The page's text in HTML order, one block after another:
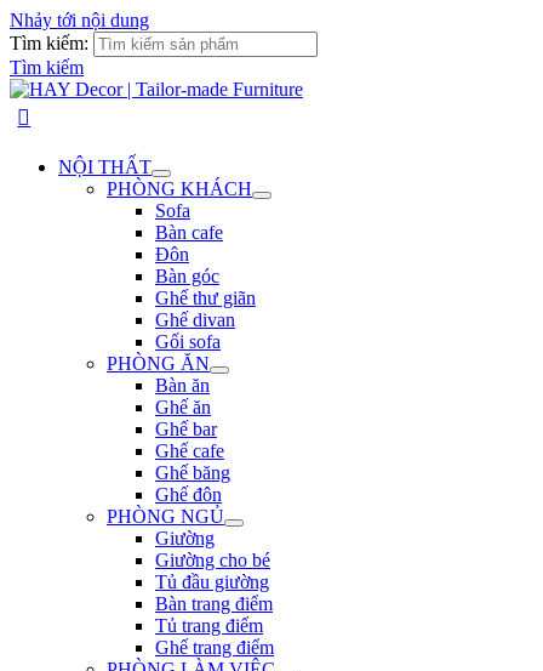
Nhảy tới nội dung
Tìm kiếm:
Tìm kiếm
NỘI THẤT
PHÒNG KHÁCH
Sofa
Bàn cafe
Đôn
Bàn góc
Ghế thư giãn
Ghế divan
Gối sofa
PHÒNG ĂN
Bàn ăn
Ghế ăn
Ghế bar
Ghế cafe
Ghế băng
Ghế đôn
PHÒNG NGỦ
Giường
Giường cho bé
Tủ đầu giường
Bàn trang điểm
Tủ trang điểm
Ghế trang điểm